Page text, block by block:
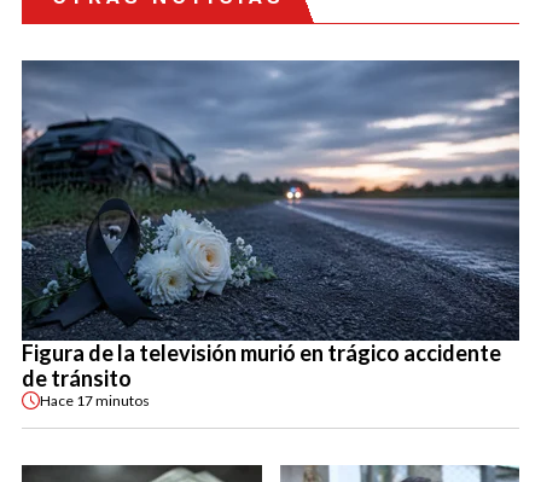
Figura de la televisión murió en trágico accidente
de tránsito
Hace 17 minutos